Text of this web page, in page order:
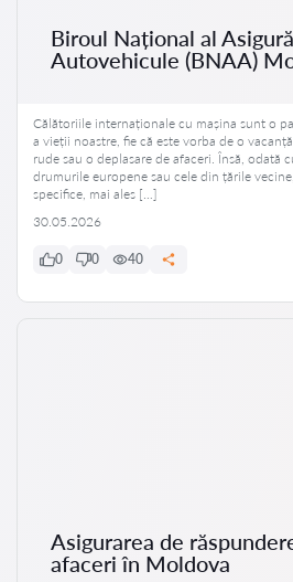
Biroul Național al
Autovehicule (BNAA)
Călătoriile internaționale cu mașina sunt o
a vieții noastre, fie că este vorba de o
rude sau o deplasare de afaceri. Însă, odată
drumurile europene sau cele din țările
specifice, mai ales […]
30.05.2026
0 0 40
Asigurarea de
afaceri în Moldova